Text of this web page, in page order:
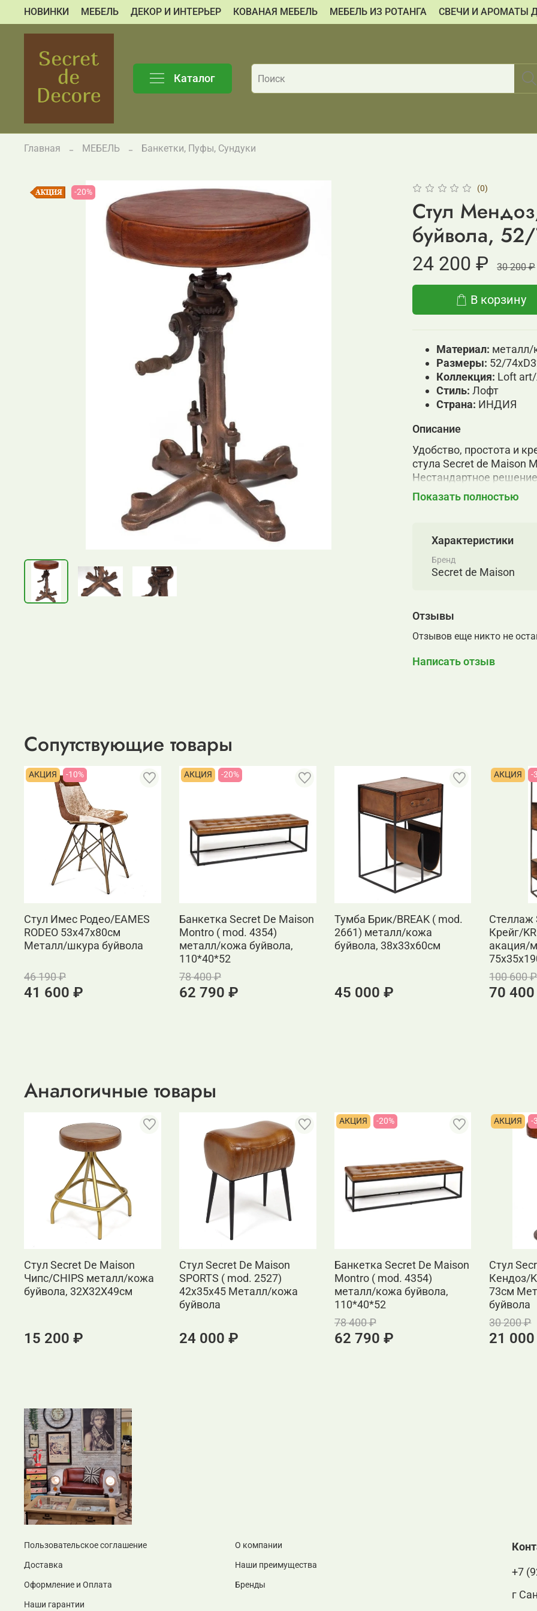
НОВИНКИ МЕБЕЛЬ ДЕКОР И ИНТЕРЬЕР КОВАНАЯ МЕБЕЛЬ МЕБЕЛЬ ИЗ РОТАНГА СВЕЧИ И АРОМАТЫ
Каталог
Главная МЕБЕЛЬ Банкетки, Пуфы, Сундуки
-20% (0)
Стул
буйвола,
24 200 ₽ 30 200 ₽
В корзину
Материал: металл/
Размеры: 52/
Коллекция: Loft
Cтиль: Лофт
Страна: ИНДИЯ
Описание
Удобство, простота и
стула Secret de Maison
Нестандартное
выгодно выделяют стул
кожи буйвола и
стул MENDOZ
натуральной кожи
Металлический каркас
Модель относится к
Показать полностью
Характеристики
Бренд
Secret de Maison
Отзывы
Отзывов еще никто не
Написать отзыв
Сопутствующие товары
АКЦИЯ -10%
Стул Имес Родео/EAMES
RODEO 53х47х80см
Металл/шкура буйвола
46 190 ₽
41 600 ₽
АКЦИЯ -20%
Банкетка Secret De Maison
Montro ( mod. 4354)
металл/кожа буйвола,
110*40*52
78 400 ₽
62 790 ₽
Тумба Брик/BREAK ( mod.
2661) металл/кожа
буйвола, 38x33x60см
45 000 ₽
АКЦИЯ -
Стеллаж
Крейг/
акация/
100 600 ₽
70
Аналогичные товары
Стул Secret De Maison
Чипс/CHIPS металл/кожа
буйвола, 32X32X49см
15 200 ₽
Стул Secret De Maison
SPORTS ( mod. 2527)
42x35x45 Металл/кожа
буйвола
24 000 ₽
АКЦИЯ -20%
Банкетка Secret De Maison
Montro ( mod. 4354)
металл/кожа буйвола,
110*40*52
78 400 ₽
62 790 ₽
АКЦИЯ -
Стул
Кендоз/
73см
буйвола
30 200 ₽
21
Пользовательское соглашение
Доставка
Оформление и Оплата
Наши гарантии
О компании
Наши преимущества
Бренды
+7
г